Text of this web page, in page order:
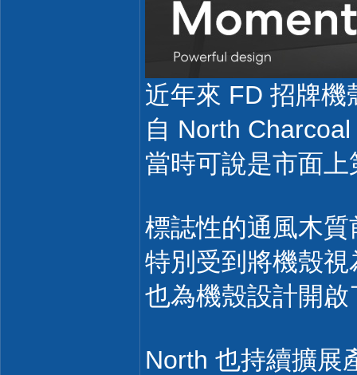
近年來 FD 招牌
自 North
當時可說是市面
標誌性的通風木
特別受到將機殼
也為機殼設計開
North 也持續擴展